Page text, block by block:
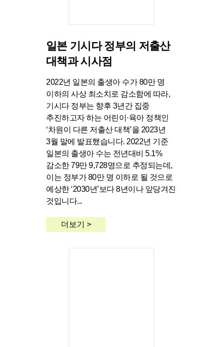
일본 기시다 정부의 저출산
대책과 시사점
2022년 일본의 출생아 수가 80만 명
이하의 사상 최소치로 감소함에 따라,
기시다 정부는 향후 3년간 집중
추진하고자 하는 어린이·육아 정책인
‘차원이 다른 저출산 대책’을 2023년
3월 말에 발표했습니다. 2022년 기준
일본의 출생아 수는 전년대비 5.1%
감소한 79만 9,728명으로 추정되는데,
이는 정부가 80만 명 이하로 될 것으로
예상한 ‘2030년’보다 8년이나 앞당겨진
것입니다...
더보기 >